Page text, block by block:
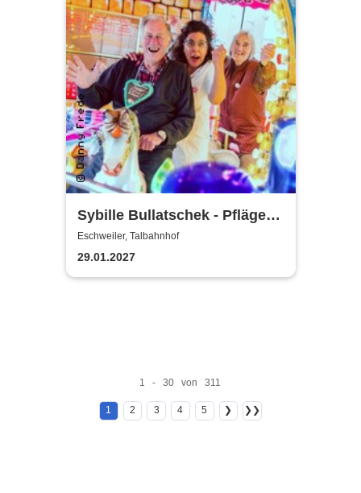
Sybille Bullatschek - Pfläge
lieber ungewöhnlich
Eschweiler, Talbahnhof
29.01.2027
1 - 30 von 311
1 2 3 4 5 ❯ ❯❯